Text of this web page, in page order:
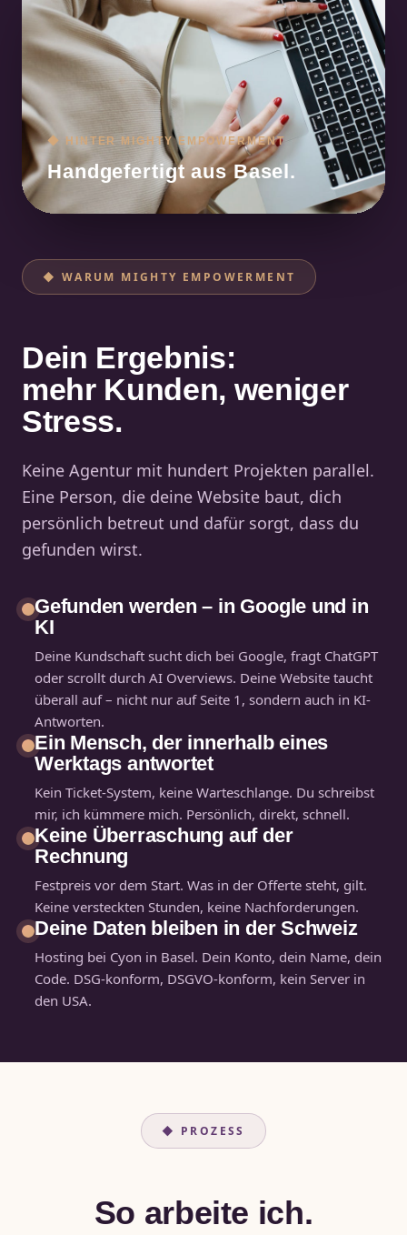
◆ HINTER MIGHTY EMPOWERMENT
Hand­gefertigt aus Basel.
◆ WARUM MIGHTY EMPOWERMENT
Dein Ergebnis:
mehr Kunden, weniger
Stress.
Keine Agentur mit hundert Projekten parallel.
Eine Person, die deine Website baut, dich
persönlich betreut und dafür sorgt, dass du
gefunden wirst.
Gefunden werden – in Google und in
KI
Deine Kundschaft sucht dich bei Google, fragt ChatGPT
oder scrollt durch AI Overviews. Deine Website taucht
überall auf – nicht nur auf Seite 1, sondern auch in KI-
Antworten.
Ein Mensch, der innerhalb eines
Werktags antwortet
Kein Ticket-System, keine Warteschlange. Du schreibst
mir, ich kümmere mich. Persönlich, direkt, schnell.
Keine Überraschung auf der
Rechnung
Festpreis vor dem Start. Was in der Offerte steht, gilt.
Keine versteckten Stunden, keine Nachforderungen.
Deine Daten bleiben in der Schweiz
Hosting bei Cyon in Basel. Dein Konto, dein Name, dein
Code. DSG-konform, DSGVO-konform, kein Server in
den USA.
◆ PROZESS
So arbeite ich.